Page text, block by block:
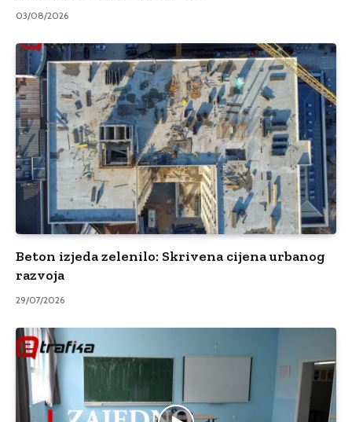
03/08/2026
Beton izjeda zelenilo: Skrivena cijena urbanog
razvoja
29/07/2026